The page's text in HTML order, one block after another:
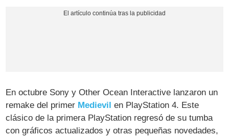
En octubre Sony y Other Ocean Interactive lanzaron un
remake del primer Medievil en PlayStation 4. Este
clásico de la primera PlayStation regresó de su tumba
con gráficos actualizados y otras pequeñas novedades,